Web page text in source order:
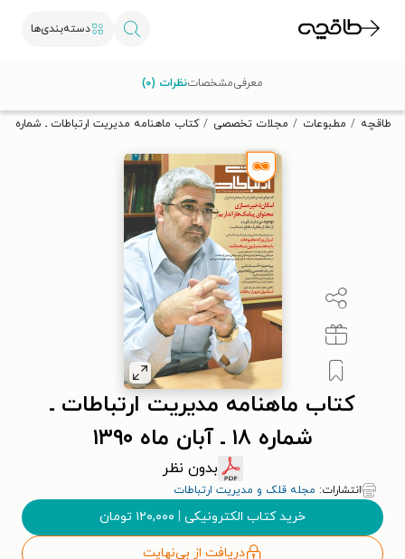
دسته‌بندی‌ها
تخفیف از طاقچه دریافت کن.
طاقچه مطبوعات مجلات تخصصی کتاب ماهنامه مدیریت ارتباطات ـ شماره ۱۸ ـ آبان ماه ۱۳۹۰
کتاب ماهنامه مدیریت ارتباطات ـ
شماره ۱۸ ـ آبان ماه ۱۳۹۰
بدون نظر
انتشارات: مجله قلک و مدیریت ارتباطات
خرید کتاب الکترونیکی | ۱۲۰,۰۰۰ تومان
دریافت از بی‌نهایت
معرفیمشخصاتنظرات (۰)